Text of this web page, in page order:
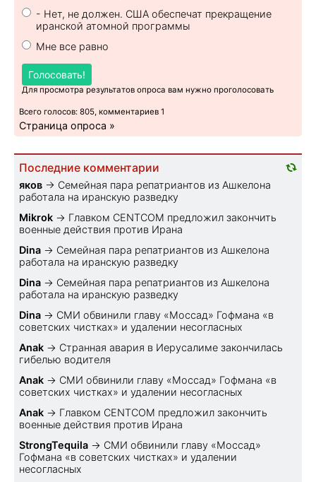
- Нет, не должен. США обеспечат прекращение
иранской атомной программы
Мне все равно
Голосовать!
Для просмотра результатов опроса вам нужно проголосовать
Всего голосов: 805, комментариев 1
Страница опроса »
Последние комментарии
яков → Семейная пара репатриантов из Ашкелона
работала на иранскую разведку
Mikrok → Главком CENTCOM предложил закончить
военные действия против Ирана
Dina → Семейная пара репатриантов из Ашкелона
работала на иранскую разведку
Dina → Семейная пара репатриантов из Ашкелона
работала на иранскую разведку
Dina → СМИ обвинили главу «Моссад» Гофмана «в
советских чистках» и удалении несогласных
Anak → Странная авария в Иерусалиме закончилась
гибелью водителя
Anak → СМИ обвинили главу «Моссад» Гофмана «в
советских чистках» и удалении несогласных
Anak → Главком CENTCOM предложил закончить
военные действия против Ирана
StrongTequila → СМИ обвинили главу «Моссад»
Гофмана «в советских чистках» и удалении
несогласных